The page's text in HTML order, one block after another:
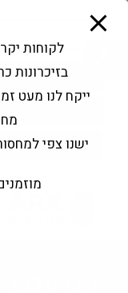
פתח סרגל
Products
search
החשבון שלי
לקוחות
בזיכרונות
ייקח לנו מעט
ישנו צפי